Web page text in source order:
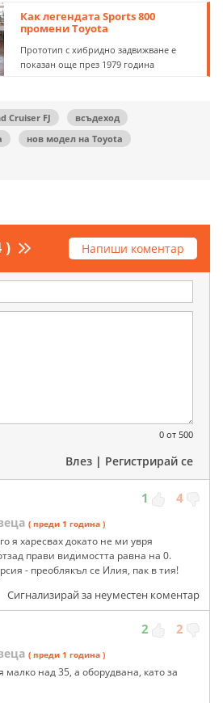
Как легендата Sports 800
промени Toyota
Прототип с хибридно задвижване е
показан още през 1979 година
Cruiser FJ
всъдеход
нов модел на Toyota
) Напиши коментар
0 от 500
Влез | Регистрирай се
1 4
( преди 1 година )
я харесвах докато не ми увря
прави видимостта равна на 0.
- преоблякъл се Илия, пак в тия!
Сигнализирай за неуместен коментар
2 2
( преди 1 година )
малко над 35, а оборудвана, като за